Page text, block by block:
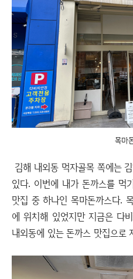
목마
김해 내외동 먹자골목 쪽에는
있다. 이번에 내가 돈까스를 먹
맛집 중 하나인 목마돈까스다.
에 위치해 있었지만 지금은 다
내외동에 있는 돈까스 맛집으로